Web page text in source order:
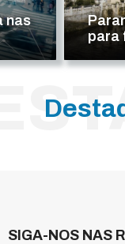
nas
para
SIGA-NOS NAS